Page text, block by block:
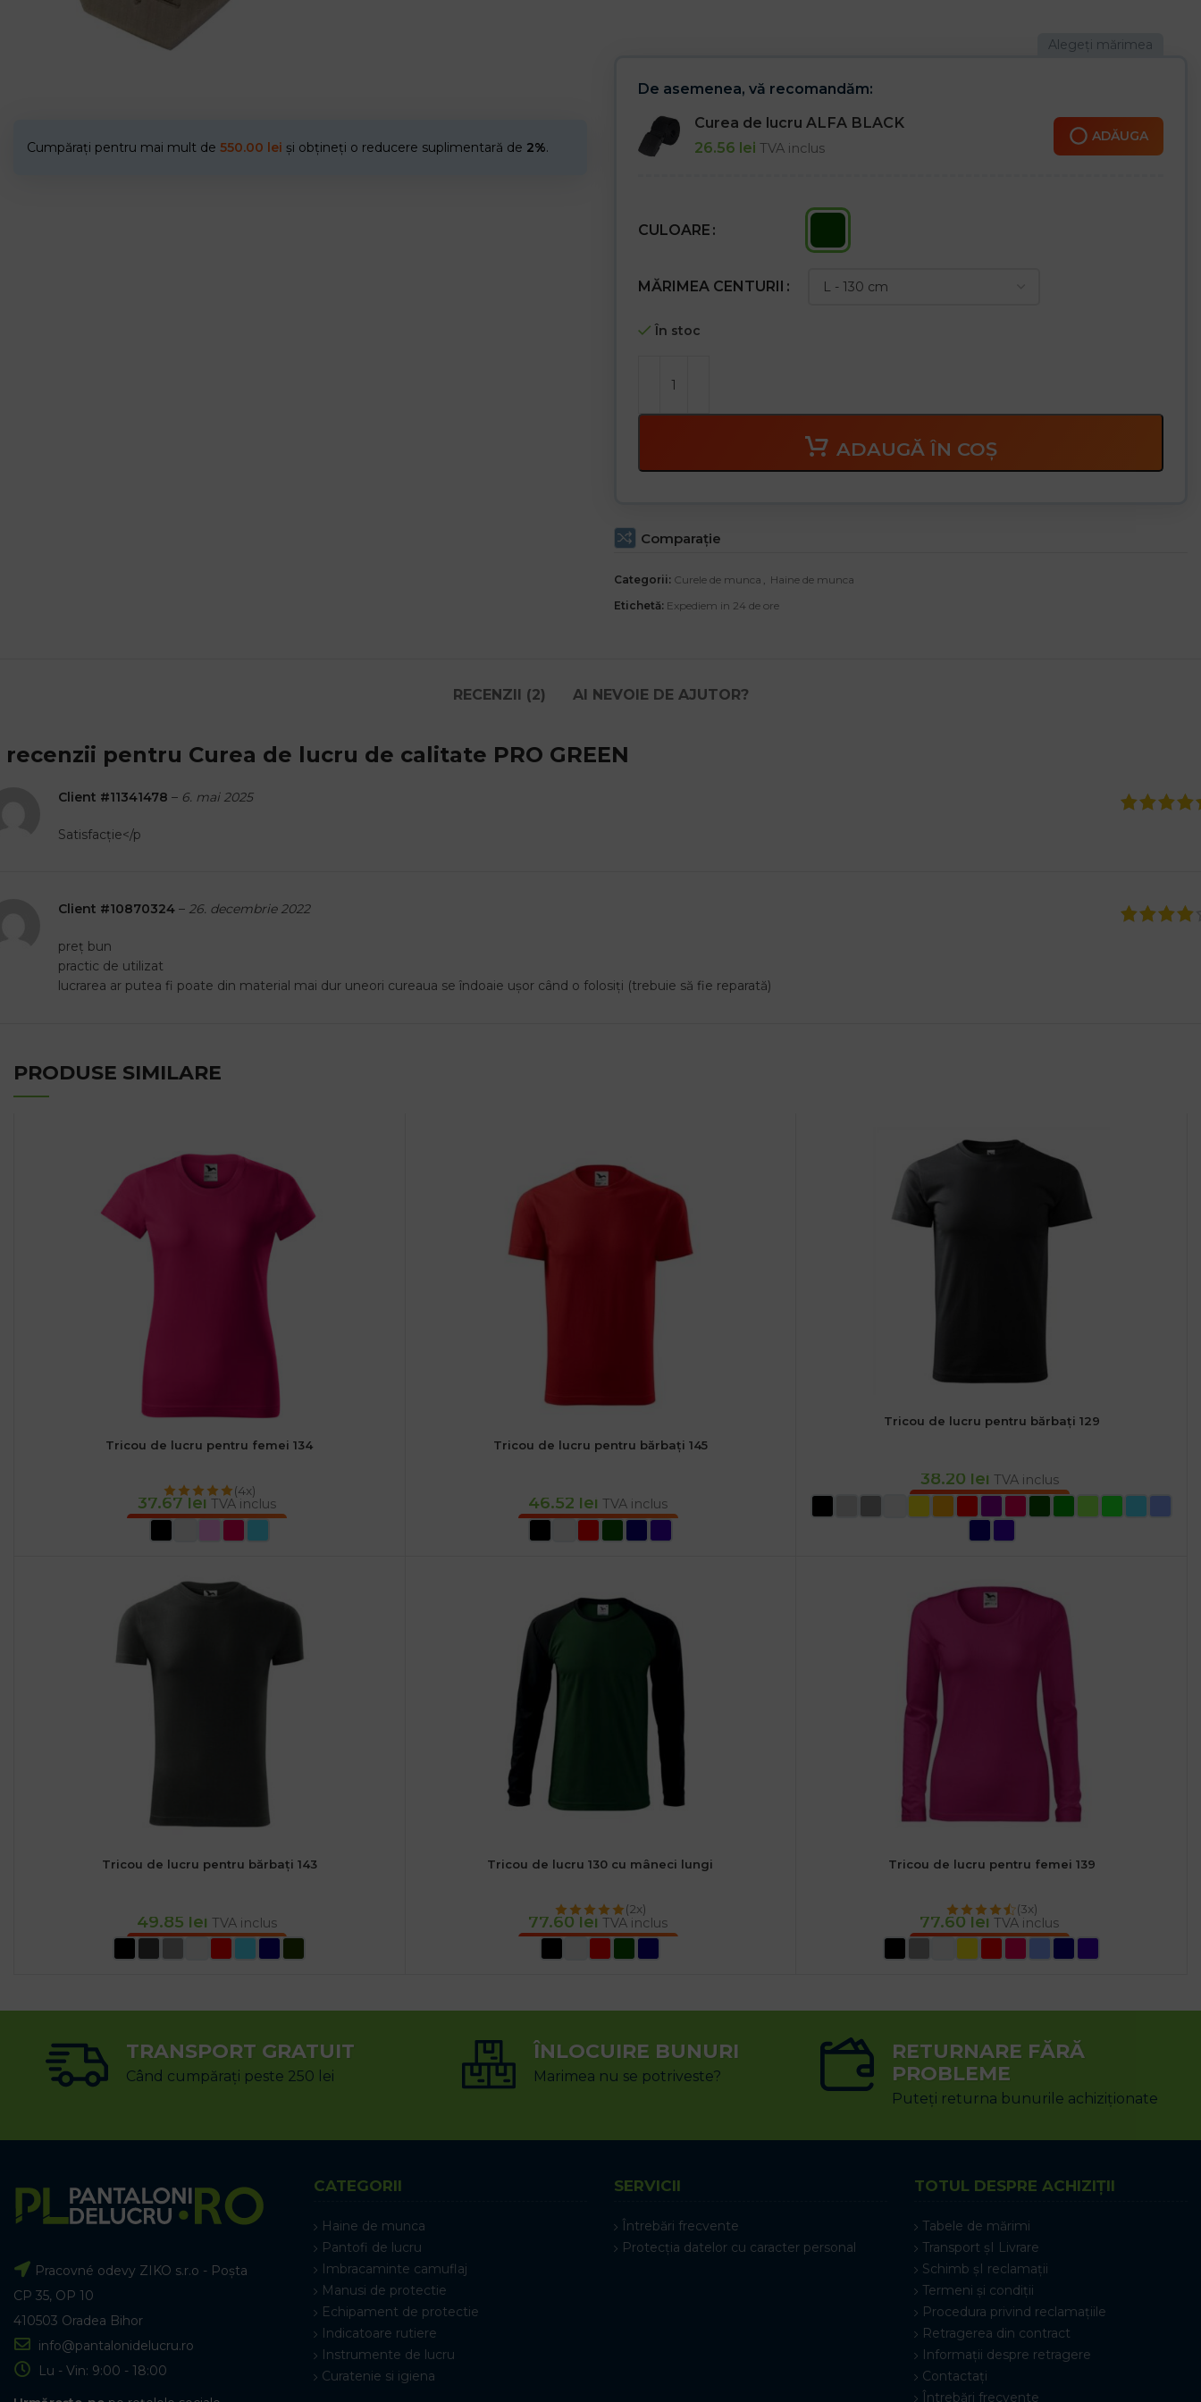
Cumpărați pentru mai mult de 550.00 lei și obțineți o reducere suplimentară de 2%.
De asemenea, vă recomandăm:
Curea de lucru ALFA BLACK
26.56 lei TVA inclus
ADĂUGA
CULOARE
MĂRIMEA CENTURII
În stoc
ADAUGĂ ÎN COȘ
Comparaţie
Categorii: Curele de munca , Haine de munca
Etichetă: Expediem in 24 de ore
RECENZII (2) AI NEVOIE DE AJUTOR?
recenzii pentru Curea de lucru de calitate PRO GREEN
Client #11341478 – 6. mai 2025
Satisfacție</p
Client #10870324 – 26. decembrie 2022
preț bun
practic de utilizat
lucrarea ar putea fi poate din material mai dur uneori cureaua se îndoaie ușor când o folosiți (trebuie să fie reparată)
PRODUSE SIMILARE
Tricou de lucru pentru femei 134
(4x)
37.67 lei TVA inclus
Tricou de lucru pentru bărbați 145
46.52 lei TVA inclus
Tricou de lucru pentru bărbați 129
38.20 lei TVA inclus
Tricou de lucru pentru bărbați 143
49.85 lei TVA inclus
Tricou de lucru 130 cu mâneci lungi
(2x)
77.60lei TVA inclus
Tricou de lucru pentru femei 139
(3x)
77.60lei TVA inclus
TRANSPORT GRATUIT
Când cumpărați peste 250 lei
ÎNLOCUIRE BUNURI
Marimea nu se potriveste?
RETURNARE FĂRĂ
PROBLEME
Puteți returna bunurile achiziționate
Pracovné odevy ZIKO s.r.o - Poșta
CP 35, OP 10
410503 Oradea Bihor
info@pantalonidelucru.ro
Lu - Vin: 9:00 - 18:00
CATEGORII
Haine de munca
Pantofi de lucru
Imbracaminte camuflaj
Manusi de protectie
Echipament de protectie
Indicatoare rutiere
Instrumente de lucru
Curatenie si igiena
SERVICII
Întrebări frecvente
Protecția datelor cu caracter personal
TOTUL DESPRE ACHIZIȚII
Tabele de mărimi
Transport șI Livrare
Schimb șI reclamații
Termeni și condiții
Procedura privind reclamațiile
Retragerea din contract
Informații despre retragere
Contactați
Întrebări frecvente